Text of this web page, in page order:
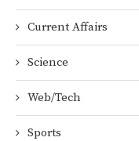
Current Affairs
Science
Web/Tech
Sports